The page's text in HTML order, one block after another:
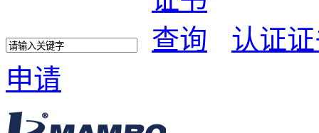
认证
申请